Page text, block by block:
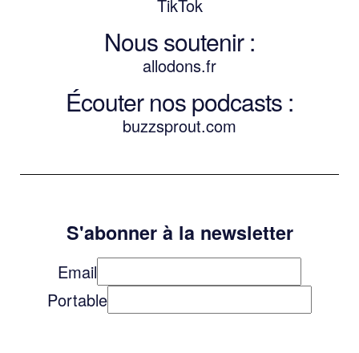
TikTok
Nous soutenir :
allodons.fr
Écouter nos podcasts :
buzzsprout.com
S'abonner à la newsletter
Email
Portable